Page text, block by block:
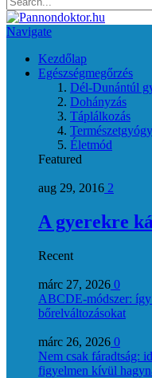
Navigate
Kezdőlap
Egészségmegőrzés
Dél-Dunántúl
Dohányzás
Táplálkozás
Életmód
Featured
aug 29, 2016 2
A gyerekre
Recent
márc 27, 2026 0
ABCDE‑módszer:
bőrelváltozásokat
márc 26, 2026 0
Nem csak fáradtság:
figyelmen kívül